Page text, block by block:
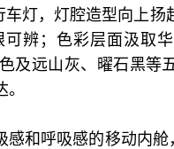
车灯，灯腔造型向上扬
可辨 ； 色彩层面汲取
及远山灰、曜石黑等
感和呼吸感的移动内舱